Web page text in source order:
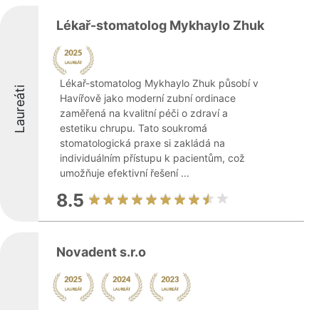
Laureáti
Lékař-stomatolog Mykhaylo Zhuk
Lékař-stomatolog Mykhaylo Zhuk působí v
Havířově jako moderní zubní ordinace
zaměřená na kvalitní péči o zdraví a
estetiku chrupu. Tato soukromá
stomatologická praxe si zakládá na
individuálním přístupu k pacientům, což
umožňuje efektivní řešení ...
8.5
Novadent s.r.o